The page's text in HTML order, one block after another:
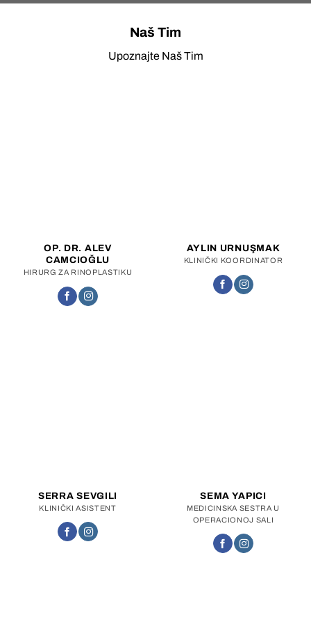
Naš Tim
Upoznajte Naš Tim
OP. DR. ALEV
CAMCIOĞLU
HIRURG ZA RINOPLASTIKU
AYLIN URNUŞMAK
KLINIČKI KOORDINATOR
SERRA SEVGILI
KLINIČKI ASISTENT
SEMA YAPICI
MEDICINSKA SESTRA U
OPERACIONOJ SALI